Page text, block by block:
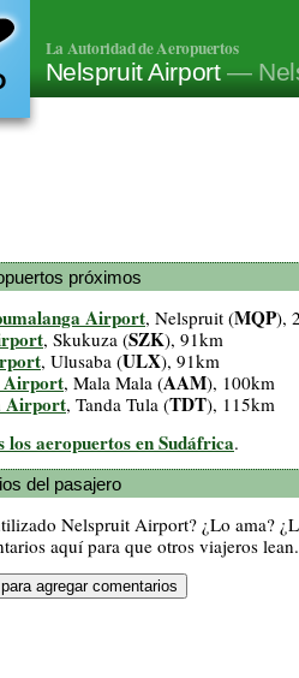
La Autoridad de Aeropuertos
Nelspruit Airport —
próximos
Airport, Nelspruit (MQP),
, Skukuza (SZK), 91km
, Ulusaba (ULX), 91km
Airport, Mala Mala (AAM), 100km
Airport, Tanda Tula (TDT), 115km
los aeropuertos en Sudáfrica.
del pasajero
Nelspruit Airport? ¿Lo ama?
aquí para que otros viajeros lean.